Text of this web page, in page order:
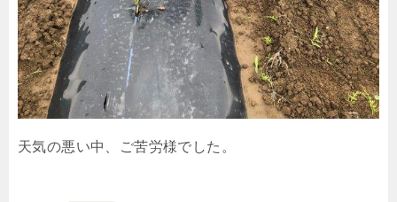
天気の悪い中、ご苦労様でした。